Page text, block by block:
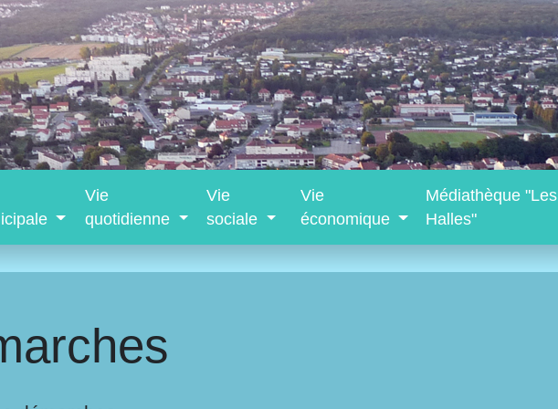
Vie
quotidienne
Vie
sociale
Vie
économique
Médiathèque "Les
Halles"